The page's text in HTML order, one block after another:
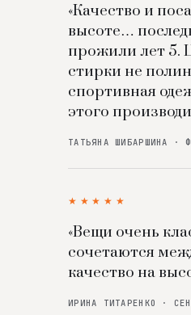
«Качество и
высоте…
прожили лет 5.
стирки не
спортивная
этого
ТАТЬЯНА ШИБАРШИНА ·
★★★★★
«Вещи очень
сочетаются
качество на
ИРИНА ТИТАРЕНКО ·